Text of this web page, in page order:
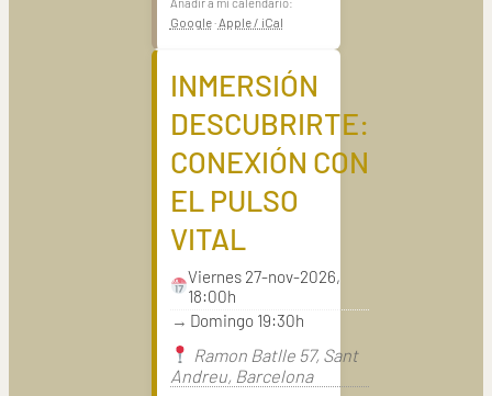
Google· Apple / iCal
INMERSIÓN
DESCUBRIRTE:
CONEXIÓN CON
EL PULSO
VITAL
Viernes 27-nov-2026,
18:00h
→ Domingo 19:30h
Ramon Batlle 57, Sant
Andreu, Barcelona